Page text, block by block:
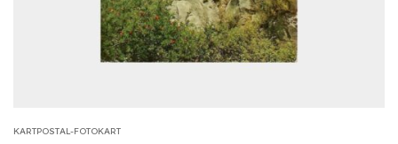
KARTPOSTAL-FOTOKART